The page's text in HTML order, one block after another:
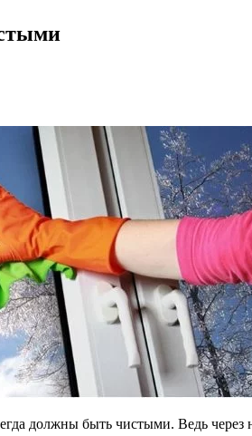
должны быть чистыми. Ведь через